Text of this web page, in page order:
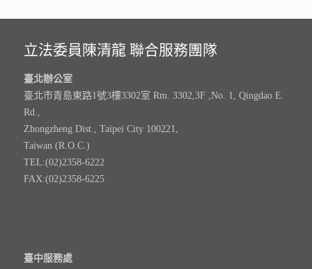
立法委員陳清龍 聯合服務團隊
臺北辦公室
臺北市青島東路1號3樓3302室 Rm. 3302,3F ,No. 1, Qingdao E.
Rd.,
Zhongzheng Dist., Taipei City 100221,
Taiwan (R.O.C.)
TEL:(02)2358-6222
FAX:(02)2358-6225
臺中服務處